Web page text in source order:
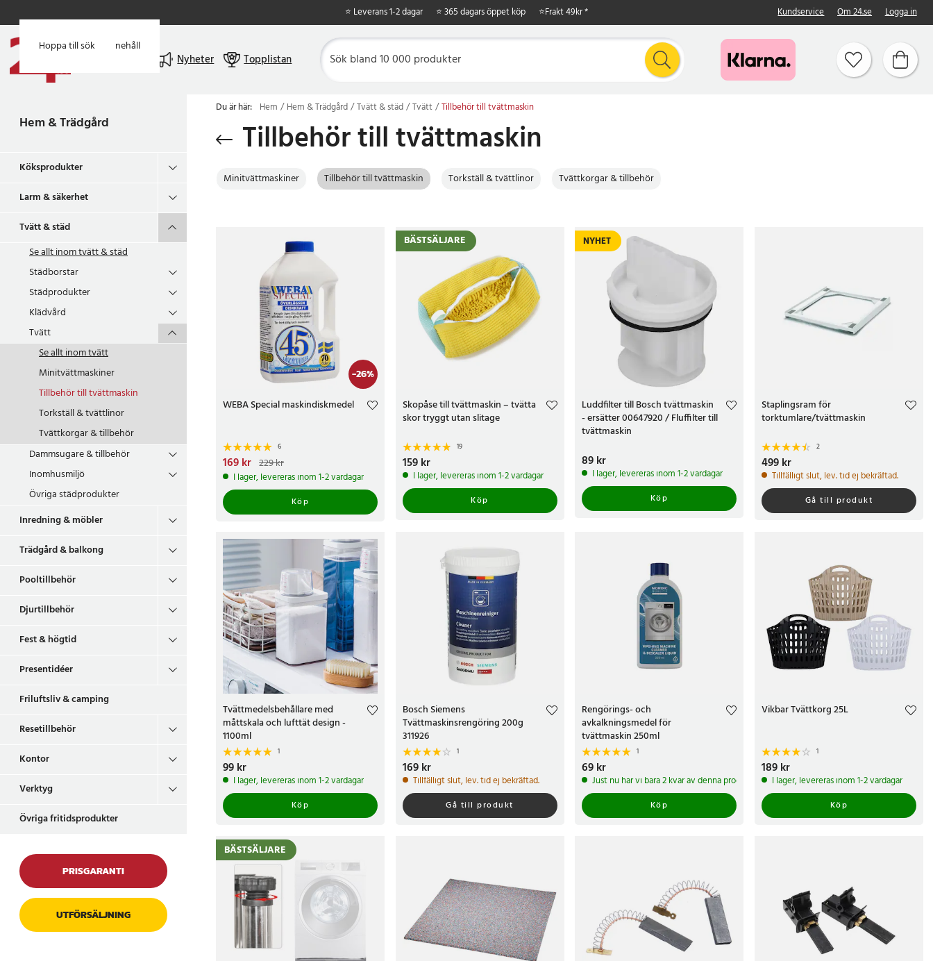
Hoppa till huvudinnehåll
Hoppa till sök
⭐ Leverans 1-2 dagar ⭐ 365 dagars öppet köp ⭐Frakt 49kr * Kundservice Om 24.se Logga in
Nyheter Topplistan
Hem & Trädgård
Köksprodukter
Larm & säkerhet
Tvätt & städ
Se allt inomtvätt & städ
Städborstar
Städprodukter
Klädvård
Tvätt
Se allt inomtvätt
Minitvättmaskiner
Tillbehör till tvättmaskin
Torkställ & tvättlinor
Tvättkorgar & tillbehör
Dammsugare & tillbehör
Inomhusmiljö
Övriga städprodukter
Inredning & möbler
Trädgård & balkong
Pooltillbehör
Djurtillbehör
Fest & högtid
Presentidéer
Friluftsliv & camping
Resetillbehör
Kontor
Verktyg
Övriga fritidsprodukter
PRISGARANTI
UTFÖRSÄLJNING
Du är här: Hem Hem & Trädgård Tvätt & städ Tvätt Tillbehör till tvättmaskin
Tillbehör till tvättmaskin
Minitvättmaskiner Tillbehör till tvättmaskin Torkställ & tvättlinor Tvättkorgar & tillbehör
-26%
WEBA Special maskindiskmedel
6
Nuvarande pris
229 kr
169 kr 229 kr
I lager, levereras inom 1-2 vardagar
Köp
BÄSTSÄLJARE
Skopåse till tvättmaskin – tvätta
skor tryggt utan slitage
19
Pris :159 kr
159 kr
I lager, levereras inom 1-2 vardagar
Köp
NYHET
Luddfilter till Bosch tvättmaskin
- ersätter 00647920 / Fluffilter till
tvättmaskin
Pris:89 kr
89 kr
I lager, levereras inom 1-2 vardagar
Köp
Staplingsram för
torktumlare/tvättmaskin
2
Pris: 499 kr
499 kr
Tillfälligt slut, lev. tid ej bekräftad.
Gå till produkt
Tvättmedelsbehållare med
måttskala och lufttät design -
1100ml
1
Pris:99 kr
99 kr
I lager, levereras inom 1-2 vardagar
Köp
Bosch Siemens
Tvättmaskinsrengöring 200g
311926
1
Pris:169 kr
169 kr
Tillfälligt slut, lev. tid ej bekräftad.
Gå till produkt
Rengörings- och
avkalkningsmedel för
tvättmaskin 250ml
1
Pris:69 kr
69 kr
Just nu har vi bara 2 kvar av denna produkt
Köp
Vikbar Tvättkorg 25L
1
Pris:189 kr
189 kr
I lager, levereras inom 1-2 vardagar
Köp
BÄSTSÄLJARE